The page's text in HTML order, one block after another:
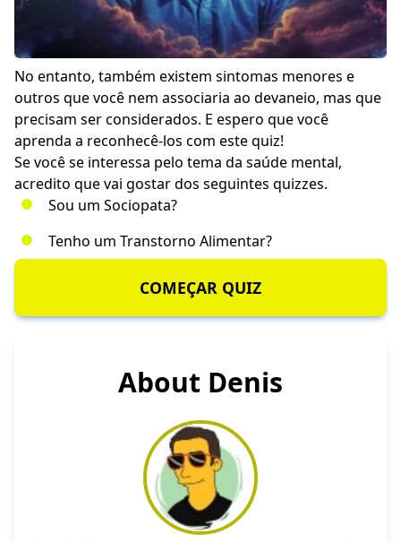
No entanto, também existem sintomas menores e
outros que você nem associaria ao devaneio, mas que
precisam ser considerados. E espero que você
aprenda a reconhecê-los com este quiz!
Se você se interessa pelo tema da saúde mental,
acredito que vai gostar dos seguintes quizzes.
Sou um Sociopata?
Tenho um Transtorno Alimentar?
COMEÇAR QUIZ
About Denis